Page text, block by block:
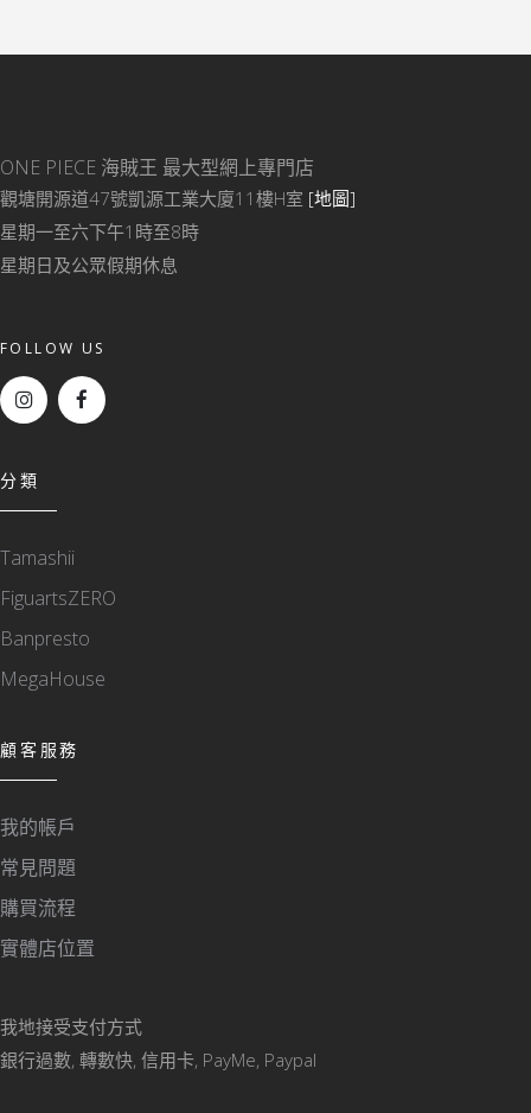
ONE PIECE 海賊王 最大型網上專門店
觀塘開源道47號凱源工業大廈11樓H室 [地圖]
星期一至六下午1時至8時
星期日及公眾假期休息
FOLLOW US
分類
Tamashii
FiguartsZERO
Banpresto
MegaHouse
顧客服務
我的帳戶
常見問題
購買流程
實體店位置
我地接受支付方式
銀行過數, 轉數快, 信用卡, PayMe, Paypal